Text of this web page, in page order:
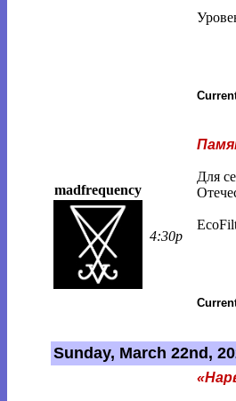
madfrequency
4:30p
Для
Sunday, March 22nd,